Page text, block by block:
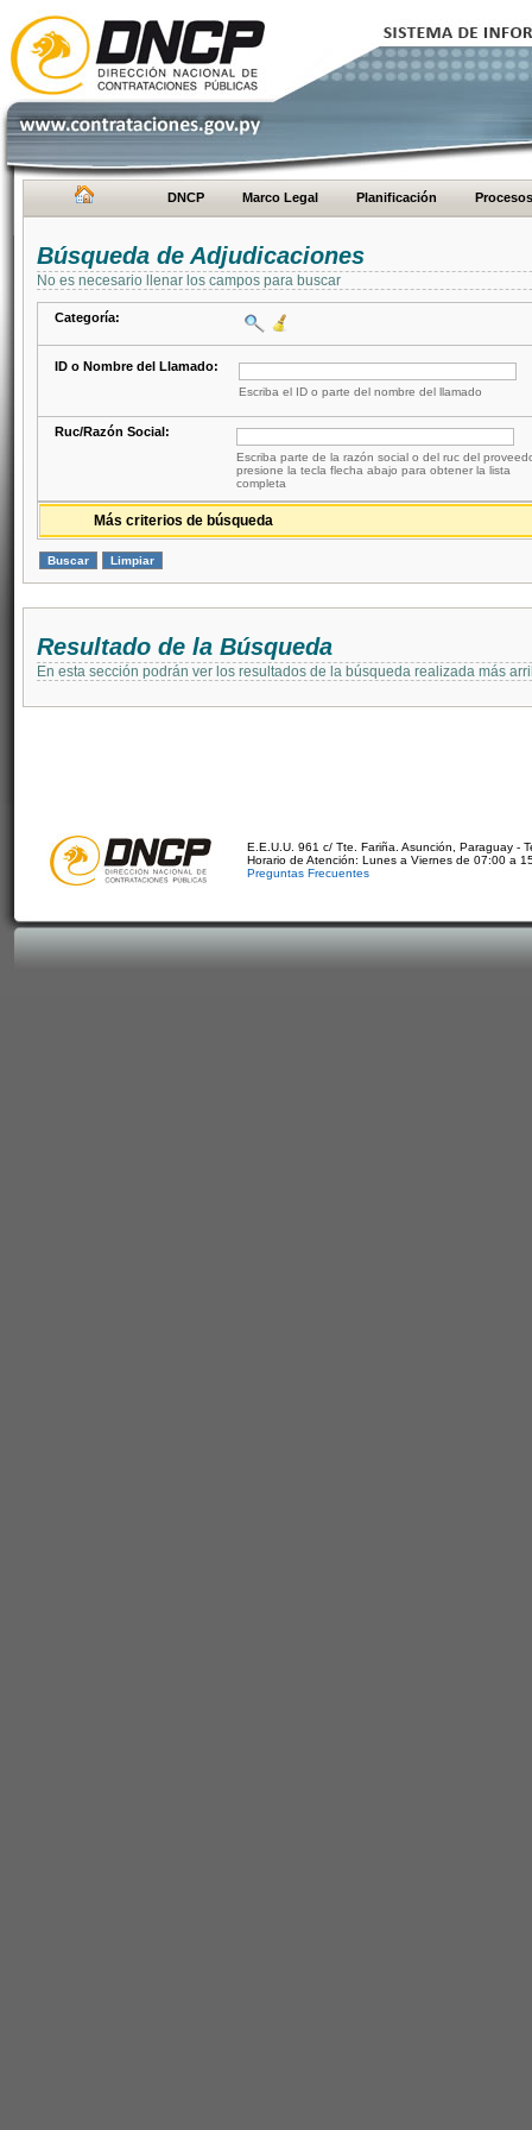
DNCP Marco Legal Planificación Procesos
Búsqueda de Adjudicaciones
No es necesario llenar los campos para buscar
Categoría:
ID o Nombre del Llamado:
Escriba el ID o parte del nombre del llamado
Ruc/Razón Social:
Escriba parte de la razón social o del ruc del
presione la tecla flecha abajo para obtener la lista
completa
Más criterios de búsqueda
Resultado de la Búsqueda
En esta sección podrán ver los resultados de la búsqueda realizada más
E.E.U.U. 961 c/ Tte. Fariña. Asunción, Paraguay -
Horario de Atención: Lunes a Viernes de 07:00 a
Preguntas Frecuentes